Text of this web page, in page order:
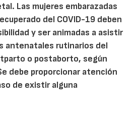
Las mujeres embarazadas
del COVID-19 deben
y ser animadas a asistir
antenatales rutinarios del
o postaborto, según
debe proporcionar atención
de existir alguna